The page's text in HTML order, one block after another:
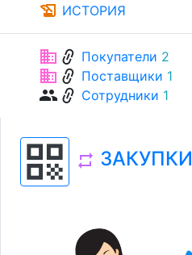
history_edu ИСТОРИЯ
businesslink Покупатели 2
businesslink Поставщики 1
grouplink Сотрудники 1
qr_code repeat ЗАКУПКИ